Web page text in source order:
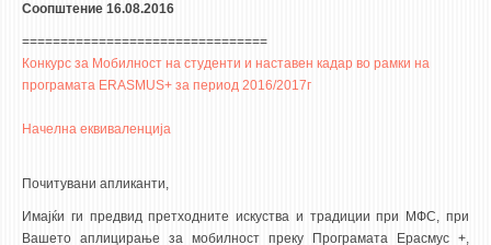
Соопштение 16.08.2016
================================
Конкурс за Мобилност на студенти и наставен кадар во рамки на
програмата ERASMUS+ за период 2016/2017г
Начелна еквиваленција
Почитувани апликанти,
Имајќи ги предвид претходните искуства и традиции при МФС, при
Вашето аплицирање за мобилност преку Програмата Ерасмус +,